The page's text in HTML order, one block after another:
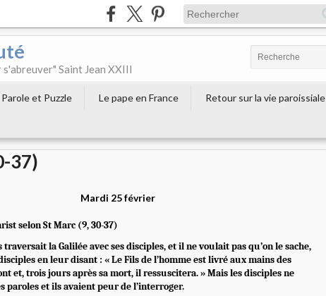
Saint Jean XXIII
Parole et Puzzle Le pape en France
Retour sur la vie paroissiale
37)
Mardi 25 février
selon StMarc (9, 30-37)
traversait la Galilée avec ses disciples, et il ne voulait pas qu’on le sache,
en leur disant : « Le Fils de l’homme est livré aux mains des
et, trois jours après sa mort, il ressuscitera. » Mais les disciples ne
paroles et ils avaient peur de l’interroger.